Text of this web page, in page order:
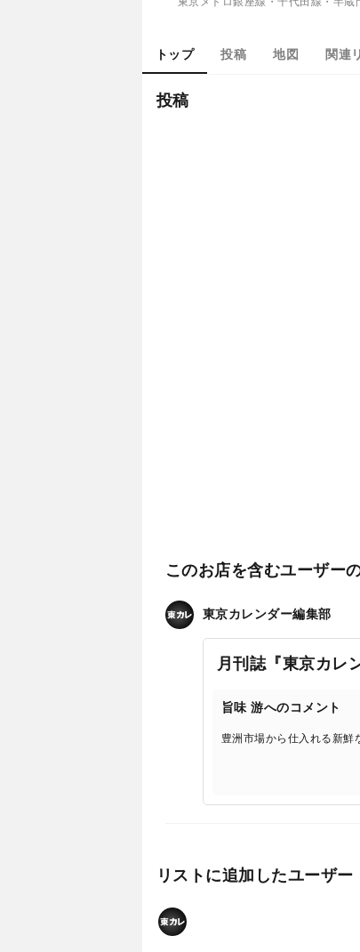
トップ 投稿 地図 関連
投稿
このお店を含むユーザー
東京カレンダー編集部
月刊誌『東京カレ
旨味 游へのコメント
豊洲市場から仕入れる新鮮
リストに追加したユーザー